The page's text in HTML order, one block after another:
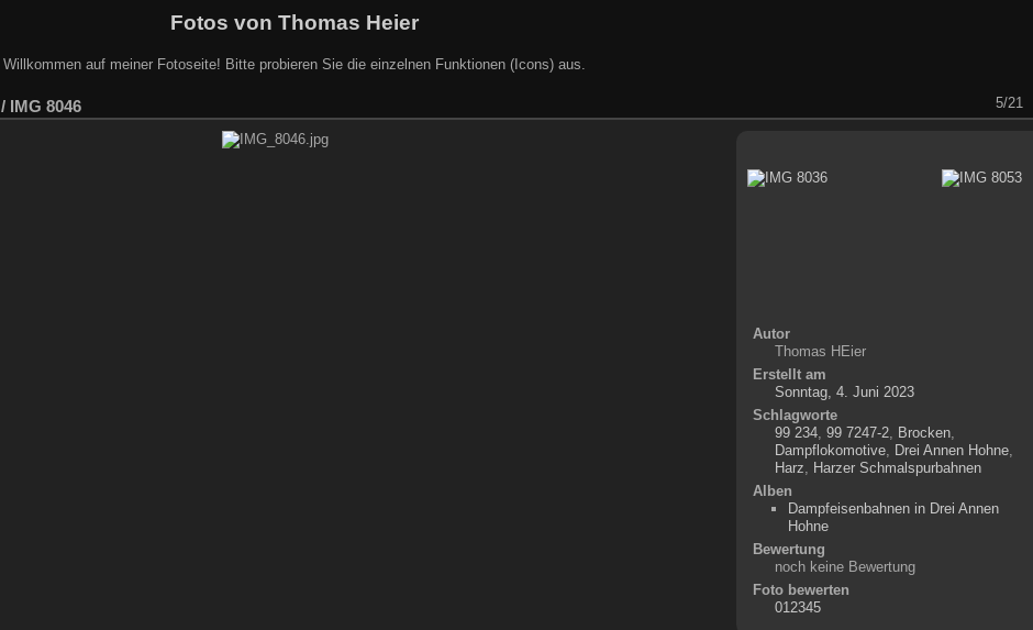
Fotos von Thomas Heier
Willkommen auf meiner Fotoseite! Bitte probieren Sie die einzelnen Funktionen (Icons) aus.
/ IMG 8046 5/21
Autor
Thomas HEier
Erstellt am
Sonntag, 4. Juni 2023
Schlagworte
99 234, 99 7247-2, Brocken,
Dampflokomotive, Drei Annen Hohne,
Harz
Harzer Schmalspurbahnen
Alben
Dampfeisenbahnen in Drei Annen
Hohne
Bewertung
noch keine Bewertung
Foto bewerten